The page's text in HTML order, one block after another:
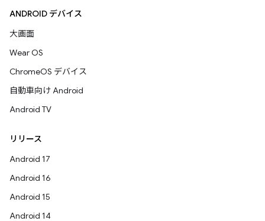
ANDROID デバイス
大画面
Wear OS
ChromeOS デバイス
自動車向け Android
Android TV
リリース
Android 17
Android 16
Android 15
Android 14